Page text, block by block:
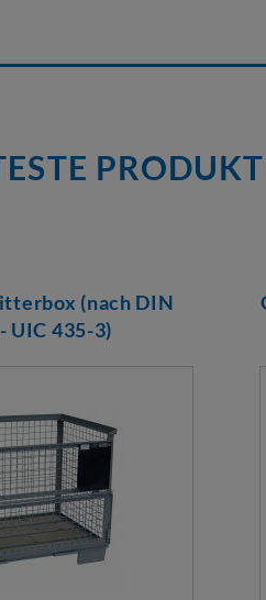
(nach DIN
UIC 435-3)